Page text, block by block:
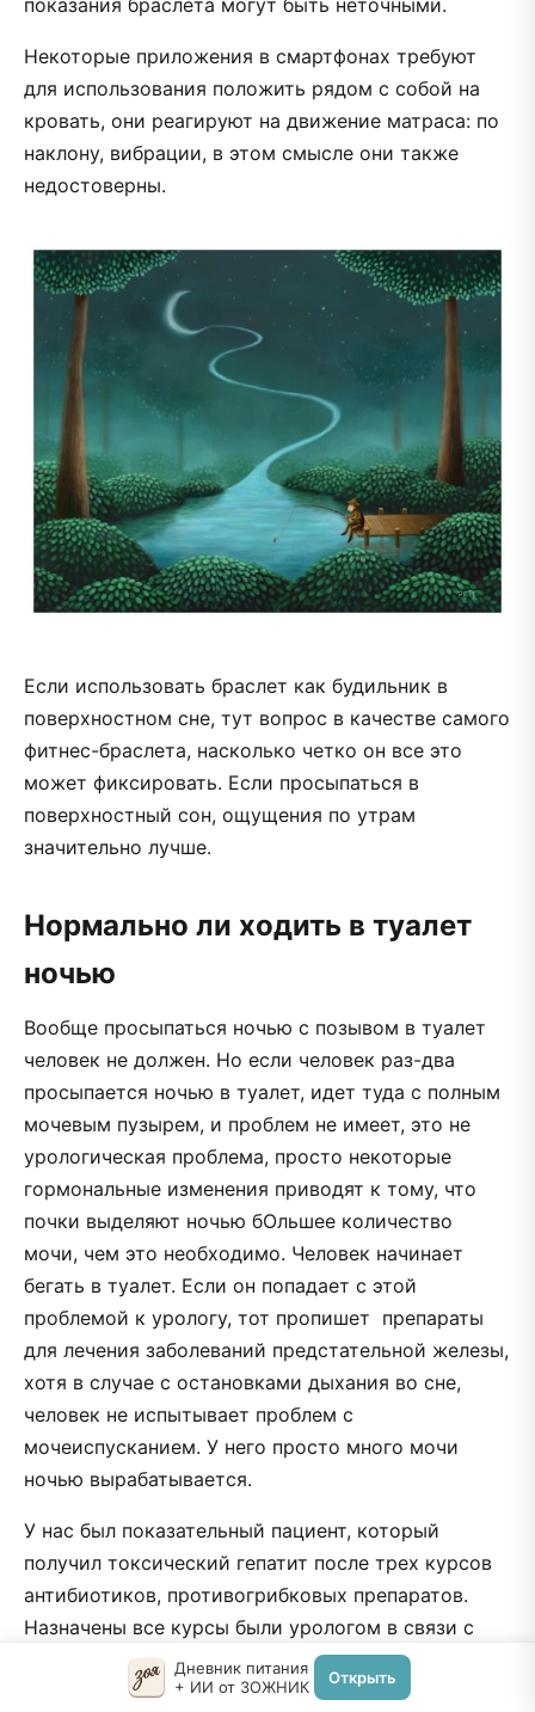
Некоторые приложения в смартфонах требуют
для использования положить рядом с собой на
кровать, они реагируют на движение матраса: по
наклону, вибрации, в этом смысле они также
недостоверны.
Если использовать браслет как будильник в
поверхностном сне, тут вопрос в качестве самого
фитнес-браслета, насколько четко он все это
может фиксировать. Если просыпаться в
поверхностный сон, ощущения по утрам
значительно лучше.
Нормально ли ходить в туалет
ночью
Вообще просыпаться ночью с позывом в туалет
человек не должен. Но если человек раз-два
просыпается ночью в туалет, идет туда с полным
мочевым пузырем, и проблем не имеет, это не
урологическая проблема, просто некоторые
гормональные изменения приводят к тому, что
почки выделяют ночью бОльшее количество
мочи, чем это необходимо. Человек начинает
бегать в туалет. Если он попадает с этой
проблемой к урологу, тот пропишет препараты
для лечения заболеваний предстательной железы,
хотя в случае с остановками дыхания во сне,
человек не испытывает проблем с
мочеиспусканием. У него просто много мочи
ночью вырабатывается.
У нас был показательный пациент, который
получил токсический гепатит после трех курсов
антибиотиков, противогрибковых препаратов.
Назначены все курсы были урологом в связи с
частым ночным мочеиспусканием. А в результате
оказалось, что у пациента было 60 остановок
Дневник питания
+ ИИ от ЗОЖНИК
Открыть